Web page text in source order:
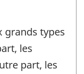
grands types
les
part, les